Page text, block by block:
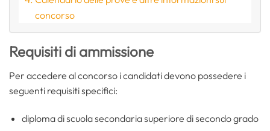
concorso
Requisiti di ammissione
Per accedere al concorso i candidati devono possedere i
seguenti requisiti specifici:
diploma di scuola secondaria superiore di secondo grado